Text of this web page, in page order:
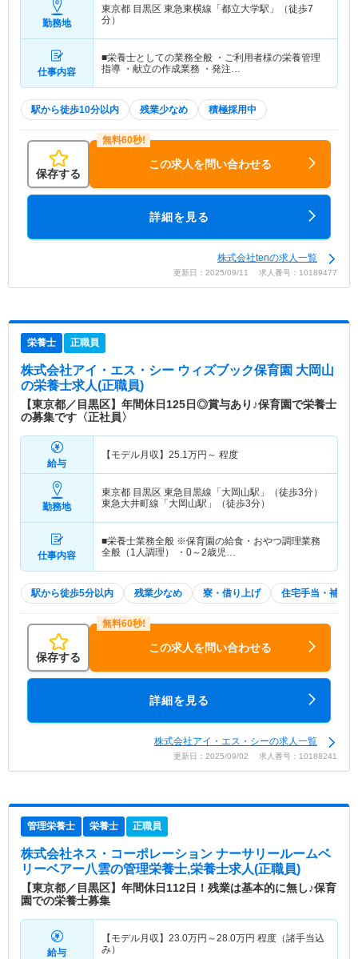
勤務地
東京都 目黒区 東急東横線「都立大学駅」（徒歩7
分）
仕事内容
■栄養士としての業務全般 ・ご利用者様の栄養管理
指導 ・献立の作成業務 ・発注…
駅から徒歩10分以内 残業少なめ 積極採用中
保存する
この求人を問い合わせる
詳細を見る
株式会社tenの求人一覧
更新日：2025/09/11 求人番号：10189477
栄養士 正職員
株式会社アイ・エス・シー ウィズブック保育園 大岡山
の栄養士求人(正職員)
【東京都／目黒区】年間休日125日◎賞与あり♪保育園で栄養士
の募集です〈正社員〉
給与
【モデル月収】 25.1万円～ 程度
勤務地
東京都 目黒区 東急目黒線「大岡山駅」（徒歩3分）
東急大井町線「大岡山駅」（徒歩3分）
仕事内容
■栄養士業務全般 ※保育園の給食・おやつ調理業務
全般（1人調理） ・0～2歳児…
駅から徒歩5分以内 残業少なめ 寮・借り上げ 住宅手当・補助
保存する
この求人を問い合わせる
詳細を見る
株式会社アイ・エス・シーの求人一覧
更新日：2025/09/02 求人番号：10188241
管理栄養士 栄養士 正職員
株式会社ネス・コーポレーション ナーサリールームベ
リーベアー八雲の管理栄養士,栄養士求人(正職員)
【東京都／目黒区】年間休日112日！残業は基本的に無し♪保育
園での栄養士募集
給与
【モデル月収】 23.0万円～28.0万円 程度（諸手当込
み）